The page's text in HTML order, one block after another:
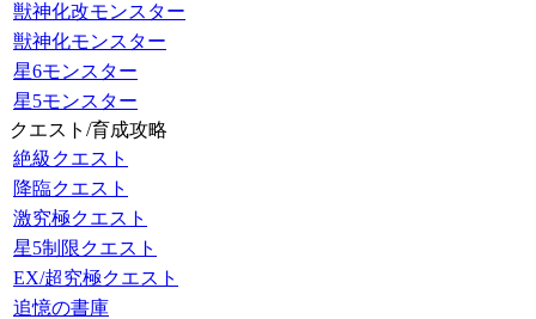
獣神化改モンスター
獣神化モンスター
星6モンスター
星5モンスター
クエスト/育成攻略
絶級クエスト
降臨クエスト
激究極クエスト
星5制限クエスト
EX/超究極クエスト
追憶の書庫